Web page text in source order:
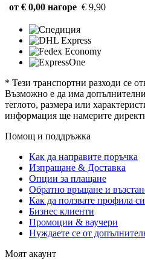
от € 0,00 нагоре € 9,90
* Тези транспортни разходи се
Възможно е да има
теглото, размера или
информация ще намерите
Помощ и поддръжка
Как да направите поръчка
Изпращане & Доставка
Опции за плащане
Обратно връщане и
Как да ползвате профила си
Бизнес клиенти
Промоции & ваучери
Нуждаете се от
Моят акаунт